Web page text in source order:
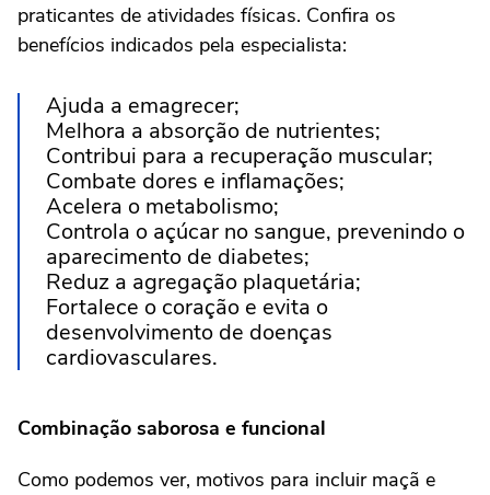
praticantes de atividades físicas. Confira os
benefícios indicados pela especialista:
Ajuda a emagrecer;
Melhora a absorção de nutrientes;
Contribui para a recuperação muscular;
Combate dores e inflamações;
Acelera o metabolismo;
Controla o açúcar no sangue, prevenindo o
aparecimento de diabetes;
Reduz a agregação plaquetária;
Fortalece o coração e evita o
desenvolvimento de doenças
cardiovasculares.
Combinação saborosa e funcional
Como podemos ver, motivos para incluir maçã e